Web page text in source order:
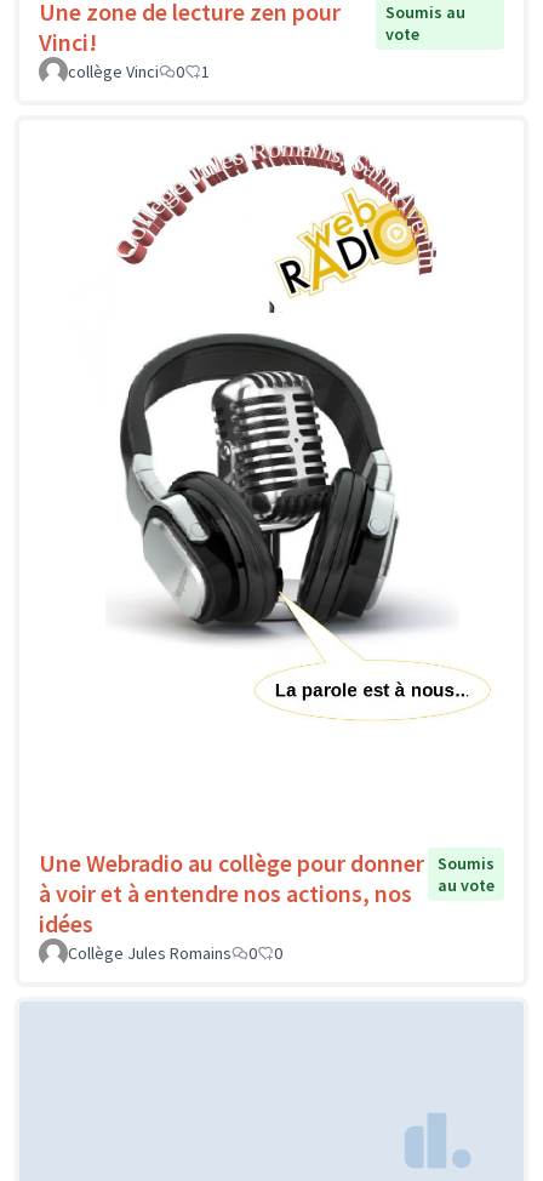
Une zone de lecture zen pour
Vinci!
Soumis au
vote
collège Vinci
0 1
Une Webradio au collège pour donner
à voir et à entendre nos actions, nos
idées
Soumis
au vote
Collège Jules Romains 0 0